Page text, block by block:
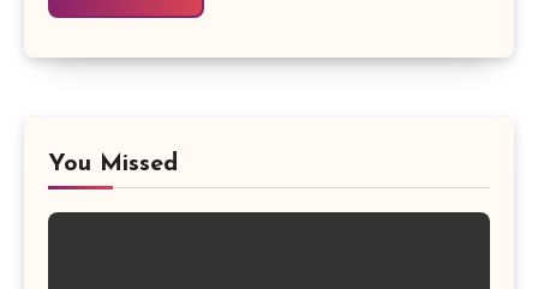
You Missed